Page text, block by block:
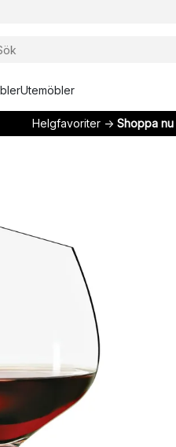
Utemöbler
Helgfavoriter → Shoppa nu